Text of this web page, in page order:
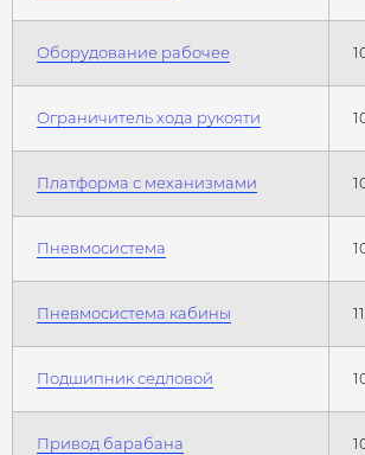
Оборудование рабочее
Ограничитель хода рукояти
Платформа с механизмами
Пневмосистема
Пневмосистема кабины
Подшипник седловой
Привод барабана